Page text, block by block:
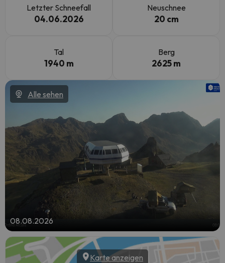
Letzter Schneefall
04.06.2026
Neuschnee
20 cm
Tal
1940 m
Berg
2625 m
Alle sehen
08.08.2026
Karte anzeigen